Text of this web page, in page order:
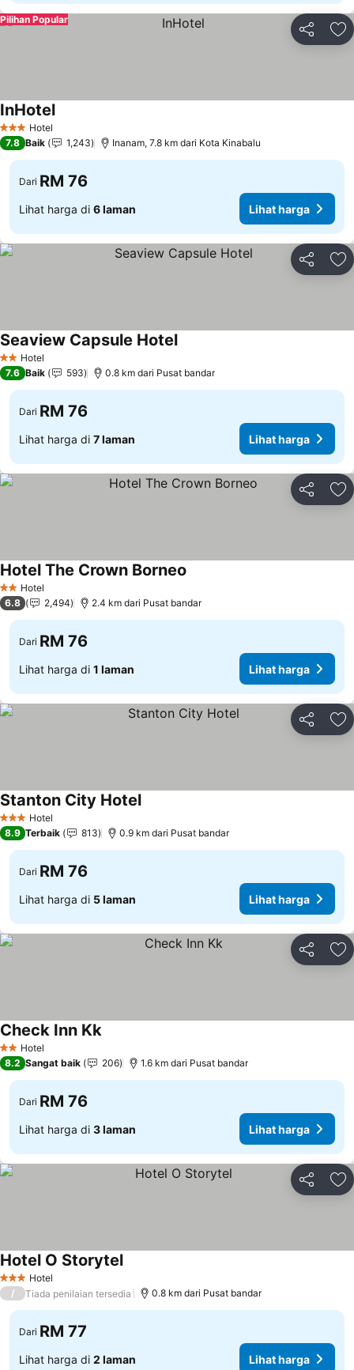
Kongsi
Pilihan Popular
3 BintangHotel
InHotel
7.8 Baik 1,243 Inanam, 7.8 km dari Kota Kinabalu
Dari RM 76
Lihat harga di 6 laman Lihat harga
Kongsi
2 Bintang
Hotel
Seaview Capsule Hotel
7.6 Baik 593 0.8 km dari Pusat bandar
Dari RM 76
Lihat harga di 7 laman Lihat harga
Kongsi
2 Bintang
Hotel
Hotel The Crown Borneo
6.8 2,494 2.4 km dari Pusat bandar
Dari RM 76
Lihat harga di 1 laman Lihat harga
Kongsi
3 BintangHotel
Stanton City Hotel
8.9 Terbaik 813 0.9 km dari Pusat bandar
Dari RM 76
Lihat harga di 5 laman Lihat harga
Kongsi
2 Bintang
Hotel
Check Inn Kk
8.2 Sangat baik 206 1.6 km dari Pusat bandar
Dari RM 76
Lihat harga di 3 laman Lihat harga
Kongsi
3 BintangHotel
Hotel O Storytel
/ Tiada penilaian tersedia 0.8 km dari Pusat bandar
Dari RM 77
Lihat harga di 2 laman Lihat harga